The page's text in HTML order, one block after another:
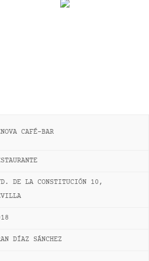
CAFÉ-BAR
DE LA CONSTITUCIÓN 10,
DÍAZ SÁNCHEZ